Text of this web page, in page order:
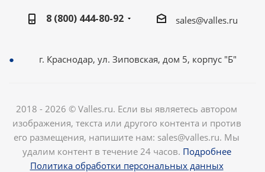
8 (800) 444-80-92
sales@valles.ru
г. Краснодар, ул. Зиповская, дом 5, корпус "Б"
2018 - 2026 © Valles.ru. Если вы являетесь автором
изображения, текста или другого контента и против
его размещения, напишите нам: sales@valles.ru. Мы
удалим контент в течение 24 часов. Подробнее
Политика обработки персональных данных